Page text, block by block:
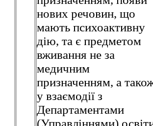
нових речовин, що
мають психоактивну
дію, та є предметом
вживання не за
медичним
призначенням, а
у взаємодії з
Департаментами